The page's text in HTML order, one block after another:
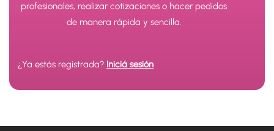
profesionales, realizar cotizaciones o hacer pedidos
de manera rápida y sencilla.
¿Ya estás registrada? Iniciá sesión